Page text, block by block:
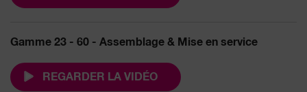
Gamme 23 - 60 - Assemblage & Mise en service
REGARDER LA VIDÉO